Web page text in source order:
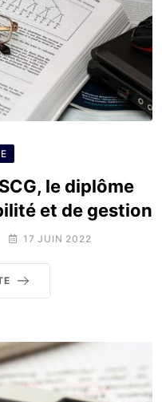
le diplôme
et de gestion
17 JUIN 2022